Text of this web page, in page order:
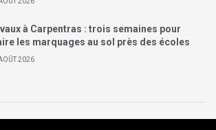
à Carpentras : trois semaines pour
les marquages au sol près des écoles
2026